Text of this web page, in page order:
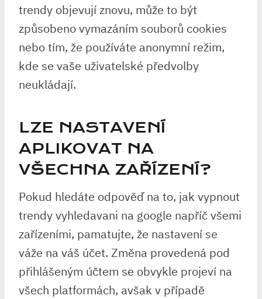
trendy objevují znovu, může to být
způsobeno vymazáním souborů cookies
nebo tím, že používáte anonymní režim,
kde se vaše uživatelské předvolby
neukládají.
LZE NASTAVENÍ
APLIKOVAT NA
VŠECHNA ZAŘÍZENÍ?
Pokud hledáte odpověď na to, jak vypnout
trendy vyhledavani na google napříč všemi
zařízeními, pamatujte, že nastavení se
váže na váš účet. Změna provedená pod
přihlášeným účtem se obvykle projeví na
všech platformách, avšak v případě